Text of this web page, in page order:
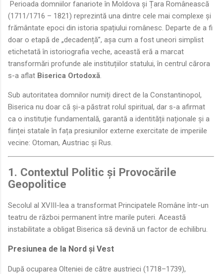
Perioada domniilor fanariote în Moldova și Țara Românească
(1711/1716 – 1821) reprezintă una dintre cele mai complexe și
frământate epoci din istoria spațiului românesc. Departe de a fi
doar o etapă de „decadență”, așa cum a fost uneori simplist
etichetată în istoriografia veche, această eră a marcat
transformări profunde ale instituțiilor statului, în centrul cărora
s-a aflat Biserica Ortodoxă.
Sub autoritatea domnilor numiți direct de la Constantinopol,
Biserica nu doar că și-a păstrat rolul spiritual, dar s-a afirmat
ca o instituție fundamentală, garantă a identității naționale și a
ființei statale în fața presiunilor externe exercitate de imperiile
vecine: Otoman, Austriac și Rus.
1. Contextul Politic și Provocările
Geopolitice
Secolul al XVIII-lea a transformat Principatele Române într-un
teatru de război permanent între marile puteri. Această
instabilitate a obligat Biserica să devină un factor de echilibru.
Presiunea de la Nord și Vest
După ocuparea Olteniei de către austrieci (1718–1739),